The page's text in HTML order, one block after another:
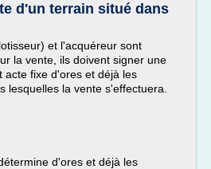
d'un terrain situé dans
et l'acquéreur sont
la vente, ils doivent signer une
acte fixe d'ores et déjà les
lesquelles la vente s'effectuera.
d'ores et déjà les